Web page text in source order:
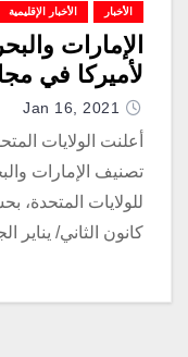
الأخبار الأخبار الإقليمية
الإمارات
لأميركا في
Jan 16, 2021
أعلنت الولايات
تصنيف الإمارات
كانون الثاني/ يناير